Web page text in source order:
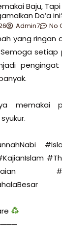
Baju,
Do’a
Admin7 No
yang ringan
setiap
memakai